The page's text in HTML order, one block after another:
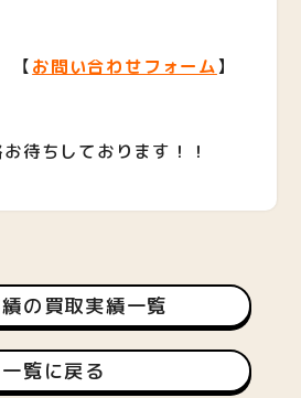
お問い合わせフォーム】
待ちしております！！
の買取実績一覧
一覧に戻る